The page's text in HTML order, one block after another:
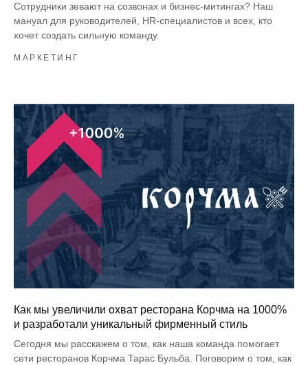
Сотрудники зевают на созвонах и бизнес-митингах? Наш
мануал для руководителей, HR-специалистов и всех, кто
хочет создать сильную команду.
МАРКЕТИНГ
Как мы увеличили охват ресторана Корчма на 1000%
и разработали уникальный фирменный стиль
Сегодня мы расскажем о том, как наша команда помогает
сети ресторанов Корчма Тарас Бульба. Поговорим о том, как